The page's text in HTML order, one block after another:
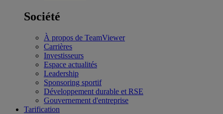
Société
À propos de TeamViewer
Carrières
Investisseurs
Espace actualités
Leadership
Sponsoring sportif
Développement durable et RSE
Gouvernement d'entreprise
Tarification